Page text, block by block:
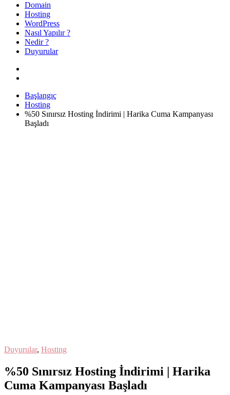
Domain
Hosting
WordPress
Nasıl Yapılır ?
Nedir ?
Duyurular
Başlangıç
Hosting
%50 Sınırsız Hosting İndirimi | Harika Cuma Kampanyası
Başladı
Duyurular, Hosting
%50 Sınırsız Hosting İndirimi | Harika
Cuma Kampanyası Başladı